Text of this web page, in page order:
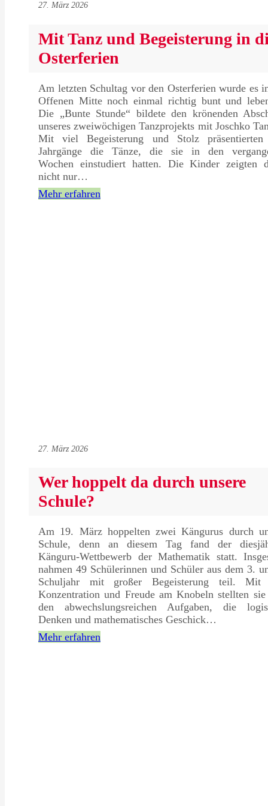
27. März 2026
Mit Tanz und Begeisterung in
Osterferien
Am letzten Schultag vor den Osterferien wurde es
Offenen Mitte noch einmal richtig bunt und
Die „Bunte Stunde“ bildete den krönenden
unseres zweiwöchigen Tanzprojekts mit Joschko
Mit viel Begeisterung und Stolz
Jahrgänge die Tänze, die sie in den
Wochen einstudiert hatten. Die Kinder zeigten
nicht nur…
Mehr erfahren
27. März 2026
Wer hoppelt da durch unsere
Schule?
Am 19. März hoppelten zwei Kängurus durch
Schule, denn an diesem Tag fand der
Känguru-Wettbewerb der Mathematik statt.
nahmen 49 Schülerinnen und Schüler aus dem 3.
Schuljahr mit großer Begeisterung teil. Mit
Konzentration und Freude am Knobeln stellten
den abwechslungsreichen Aufgaben, die
Denken und mathematisches Geschick…
Mehr erfahren